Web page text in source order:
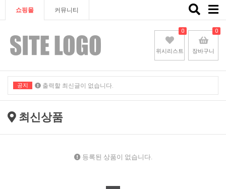
쇼핑몰 커뮤니티
Toggle
위시리스트
0
장바구니
0
공지 출력할 최신글이 없습니다.
최신상품
등록된 상품이 없습니다.